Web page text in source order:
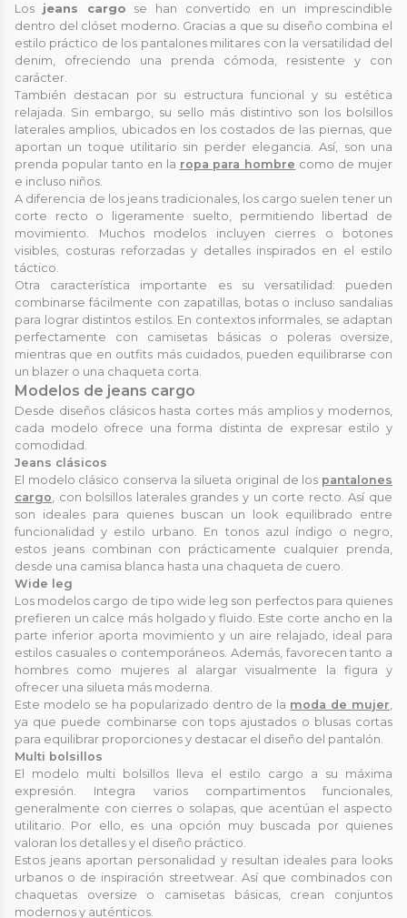
Los jeans cargo se han convertido en un imprescindible
dentro del clóset moderno. Gracias a que su diseño combina el
estilo práctico de los pantalones militares con la versatilidad del
denim, ofreciendo una prenda cómoda, resistente y con
carácter.
También destacan por su estructura funcional y su estética
relajada. Sin embargo, su sello más distintivo son los bolsillos
laterales amplios, ubicados en los costados de las piernas, que
aportan un toque utilitario sin perder elegancia. Así, son una
prenda popular tanto en la ropa para hombre como de mujer
e incluso niños.
A diferencia de los jeans tradicionales, los cargo suelen tener un
corte recto o ligeramente suelto, permitiendo libertad de
movimiento. Muchos modelos incluyen cierres o botones
visibles, costuras reforzadas y detalles inspirados en el estilo
táctico.
Otra característica importante es su versatilidad: pueden
combinarse fácilmente con zapatillas, botas o incluso sandalias
para lograr distintos estilos. En contextos informales, se adaptan
perfectamente con camisetas básicas o poleras oversize,
mientras que en outfits más cuidados, pueden equilibrarse con
un blazer o una chaqueta corta.
Modelos de jeans cargo
Desde diseños clásicos hasta cortes más amplios y modernos,
cada modelo ofrece una forma distinta de expresar estilo y
comodidad.
Jeans clásicos
El modelo clásico conserva la silueta original de los pantalones
cargo, con bolsillos laterales grandes y un corte recto. Así que
son ideales para quienes buscan un look equilibrado entre
funcionalidad y estilo urbano. En tonos azul índigo o negro,
estos jeans combinan con prácticamente cualquier prenda,
desde una camisa blanca hasta una chaqueta de cuero.
Wide leg
Los modelos cargo de tipo wide leg son perfectos para quienes
prefieren un calce más holgado y fluido. Este corte ancho en la
parte inferior aporta movimiento y un aire relajado, ideal para
estilos casuales o contemporáneos. Además, favorecen tanto a
hombres como mujeres al alargar visualmente la figura y
ofrecer una silueta más moderna.
Este modelo se ha popularizado dentro de la moda de mujer,
ya que puede combinarse con tops ajustados o blusas cortas
para equilibrar proporciones y destacar el diseño del pantalón.
Multi bolsillos
El modelo multi bolsillos lleva el estilo cargo a su máxima
expresión. Integra varios compartimentos funcionales,
generalmente con cierres o solapas, que acentúan el aspecto
utilitario. Por ello, es una opción muy buscada por quienes
valoran los detalles y el diseño práctico.
Estos jeans aportan personalidad y resultan ideales para looks
urbanos o de inspiración streetwear. Así que combinados con
chaquetas oversize o camisetas básicas, crean conjuntos
modernos y auténticos.